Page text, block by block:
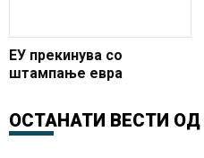
ЕУ прекинува со
штампање евра
ОСТАНАТИ ВЕСТИ ОД